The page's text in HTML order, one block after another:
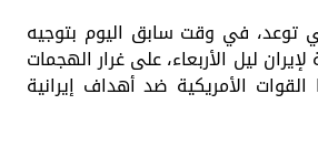
توعد، في وقت سابق اليوم بتوجيه
ليل الأربعاء، على غرار الهجمات
الأمريكية ضد أهداف إيرانية